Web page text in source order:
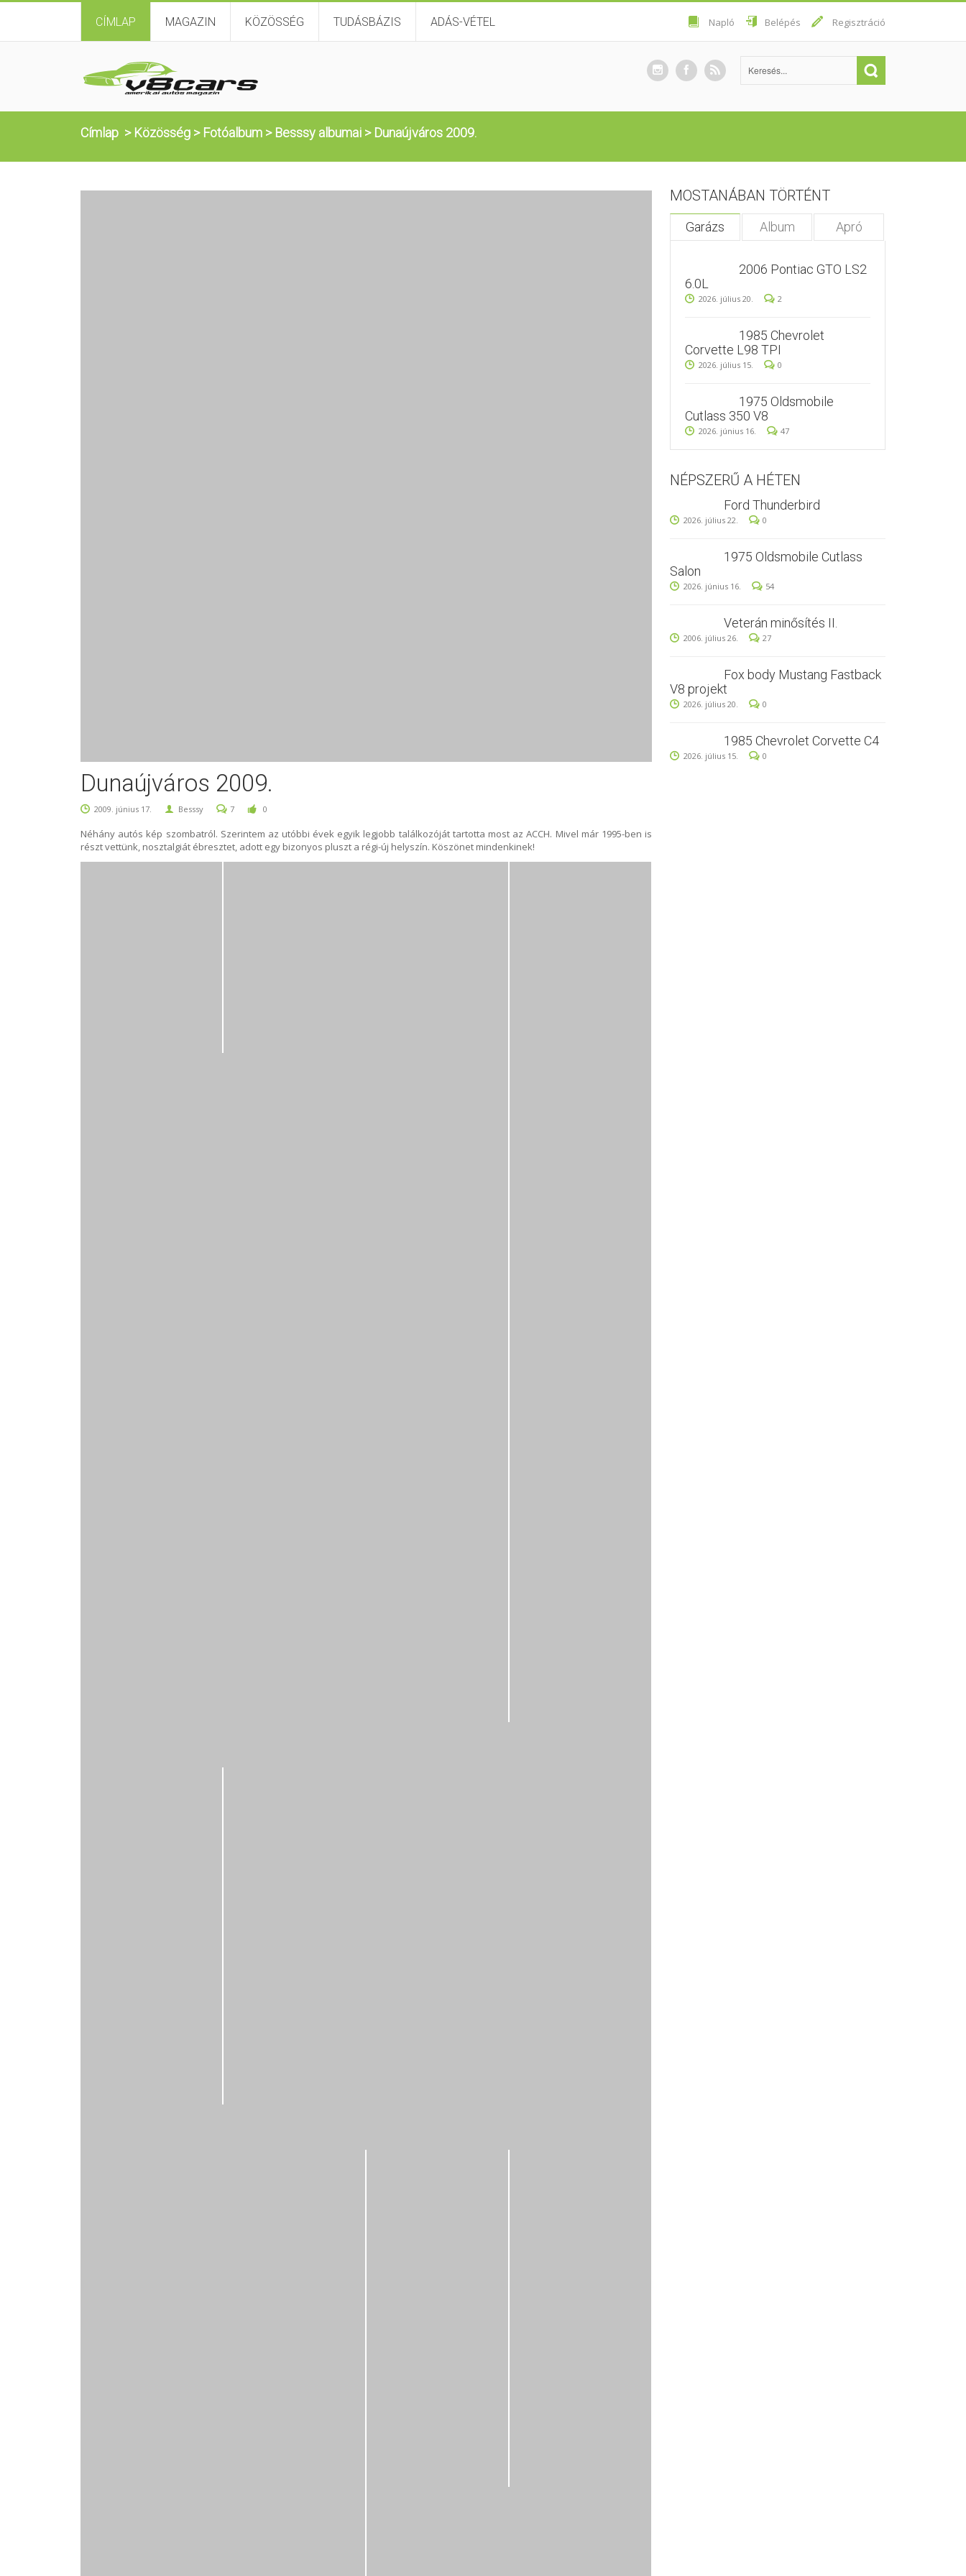
CÍMLAP MAGAZIN KÖZÖSSÉG TUDÁSBÁZIS ADÁS-VÉTEL Napló Belépés Regisztráció
Címlap > Közösség > Fotóalbum > Besssy albumai > Dunaújváros 2009.
Dunaújváros 2009.
2009. június 17. Besssy 7 0
Néhány autós kép szombatról. Szerintem az utóbbi évek egyik legjobb találkozóját tartotta most az ACCH. Mivel már 1995-ben is
részt vettünk, nosztalgiát ébresztet, adott egy bizonyos pluszt a régi-új helyszín. Köszönet mindenkinek!
MOSTANÁBAN TÖRTÉNT
Garázs Album Apró
2006 Pontiac GTO LS2
6.0L
2026. július 20. 2
1985 Chevrolet
Corvette L98 TPI
2026. július 15. 0
1975 Oldsmobile
Cutlass 350 V8
2026. június 16. 47
NÉPSZERŰ A HÉTEN
Ford Thunderbird
2026. július 22. 0
1975 Oldsmobile Cutlass
Salon
2026. június 16. 54
Veterán minősítés II.
2006. július 26. 27
Fox body Mustang Fastback
V8 projekt
2026. július 20. 0
1985 Chevrolet Corvette C4
2026. július 15. 0